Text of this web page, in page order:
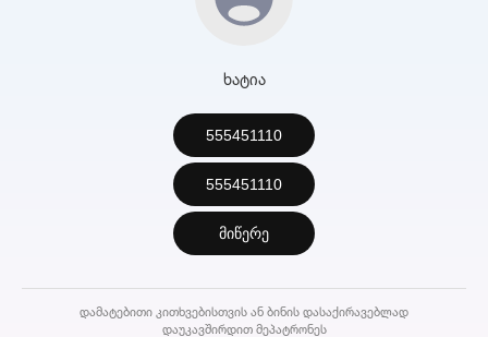
ხატია
555451110
555451110
მიწერე
დამატებითი კითხვებისთვის ან ბინის დასაქირავებლად
დაუკავშირდით მეპატრონეს